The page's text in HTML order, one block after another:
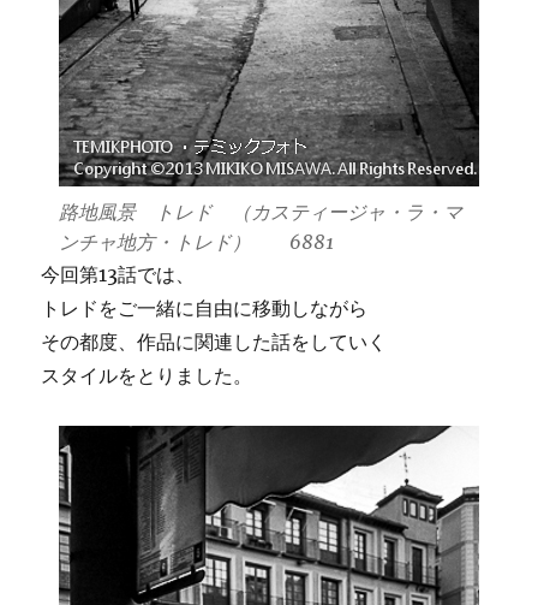
路地風景 トレド （カスティージャ・ラ・マ
ンチャ地方・トレド） 6881
今回第13話では、
トレドをご一緒に自由に移動しながら
その都度、作品に関連した話をしていく
スタイルをとりました。